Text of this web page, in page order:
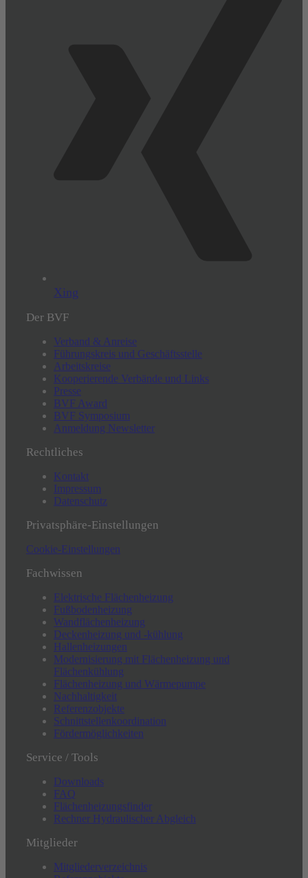
Xing
Der BVF
Verband & Anreise
Führungskreis und Geschäftsstelle
Arbeitskreise
Kooperierende Verbände und Links
Presse
BVF Award
BVF Symposium
Anmeldung Newsletter
Rechtliches
Kontakt
Impressum
Datenschutz
Privatsphäre-Einstellungen
Cookie-Einstellungen
Fachwissen
Elektrische Flächenheizung
Fußbodenheizung
Wandflächenheizung
Deckenheizung und -kühlung
Hallenheizungen
Modernisierung mit Flächenheizung und
Flächenkühlung
Flächenheizung und Wärmepumpe
Nachhaltigkeit
Referenzobjekte
Schnittstellenkoordination
Fördermöglichkeiten
Service / Tools
Downloads
FAQ
Flächenheizungsfinder
Rechner Hydraulischer Abgleich
Mitglieder
Mitgliederverzeichnis